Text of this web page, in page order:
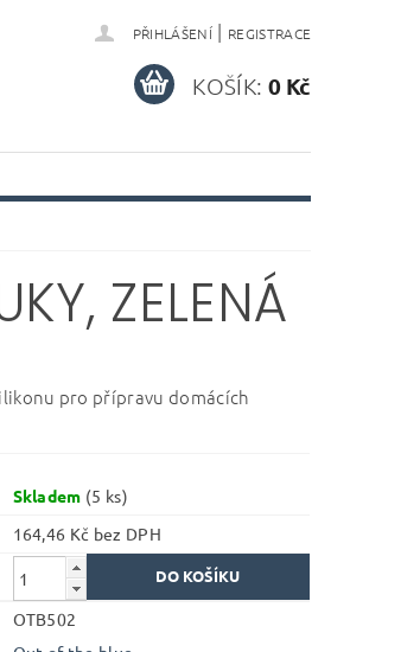
PŘIHLÁŠENÍ | REGISTRACE
KOŠÍK: 0 Kč
ZELENÁ
pro přípravu domácích
Skladem (5 ks)
164,46 Kč bez DPH
OTB502